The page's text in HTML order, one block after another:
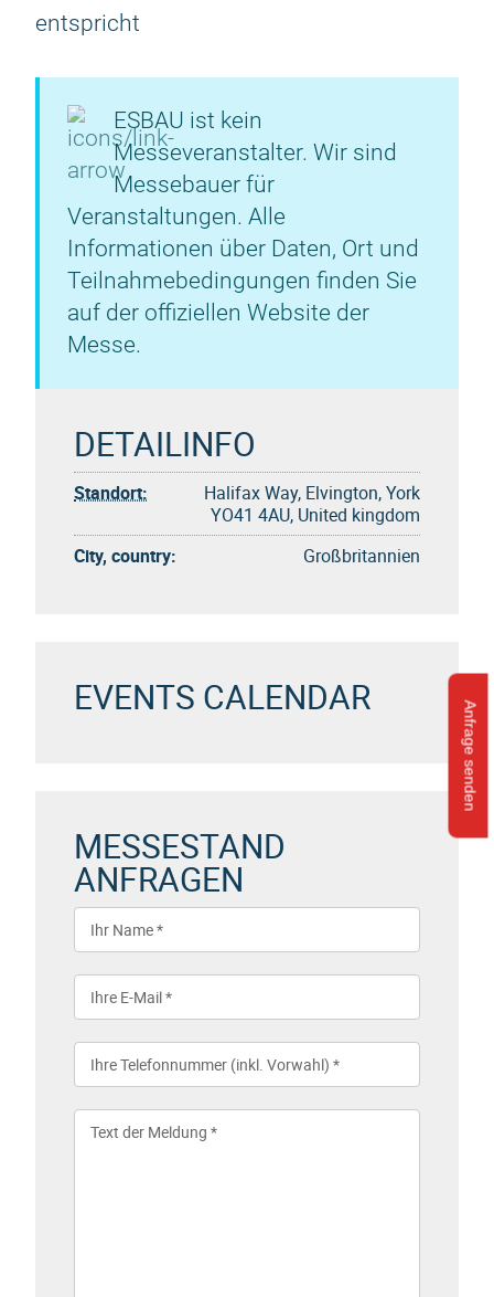
Anfrage senden
entspricht
ESBAU ist kein
Messeveranstalter. Wir sind
Messebauer für
Veranstaltungen. Alle
Informationen über Daten, Ort und
Teilnahmebedingungen finden Sie
auf der offiziellen Website der
Messe.
DETAILINFO
Standort:
Halifax Way, Elvington, York
YO41 4AU, United kingdom
City, country:
Großbritannien
EVENTS CALENDAR
MESSESTAND
ANFRAGEN